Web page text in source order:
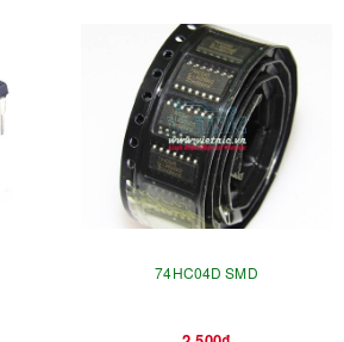
74HC04D SMD